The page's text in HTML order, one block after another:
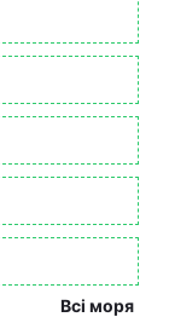
Всі моря